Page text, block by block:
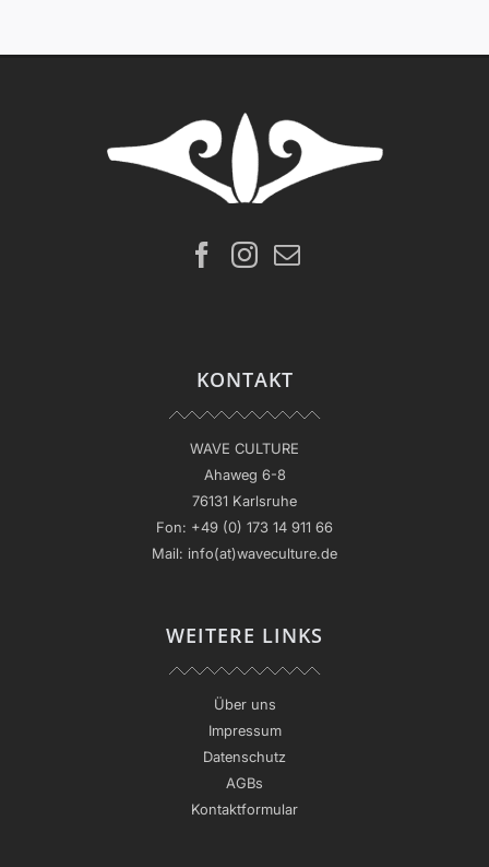
KONTAKT
WAVE CULTURE
Ahaweg 6-8
76131 Karlsruhe
Fon: +49 (0) 173 14 911 66
Mail: info(at)waveculture.de
WEITERE LINKS
Über uns
Impressum
Datenschutz
AGBs
Kontaktformular